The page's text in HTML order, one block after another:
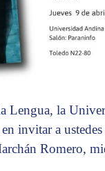
Lengua, la
invitar a
Romero,